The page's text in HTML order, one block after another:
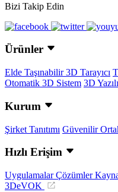
Bizi Takip Edin
Ürünler
Elde Taşınabilir 3D Tarayıcı
Otomatik 3D Sistem 3D
Kurum
Şirket Tanıtımı Güvenilir
Hızlı Erişim
UygulamalarÇözümler
3DeVOK